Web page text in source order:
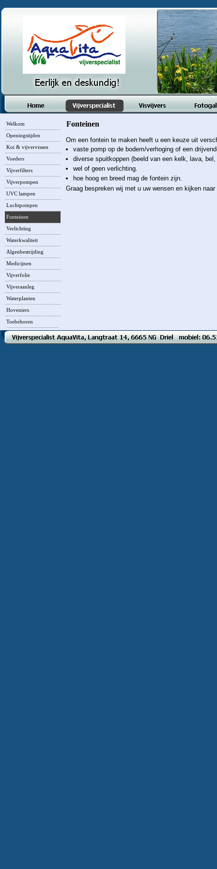
Welkom
Openingstijden
Koi & vijvervissen
Voeders
Vijverfilters
Vijverpompen
UVC lampen
Luchtpompen
Fonteinen
Verlichting
Waterkwaliteit
Algenbestrijding
Medicijnen
Vijverfolie
Vijveraanleg
Waterplanten
Hoveniers
Toebehoren
Fonteinen
Om een fontein te maken heeft u een keuze uit
vaste pomp op de bodem/verhoging of een
diverse spuitkoppen (beeld van een kelk, lava, bel,
wel of geen verlichting.
hoe hoog en breed mag de fontein zijn.
Graag bespreken wij met u uw wensen en kijken